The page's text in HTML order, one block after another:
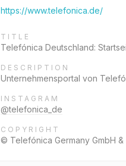
https://www.telefonica.de/
TITLE
Telefónica Deutschland:
DESCRIPTION
Unternehmensportal von
INSTAGRAM
@telefonica_de
COPYRIGHT
© Telefónica Germany GmbH &